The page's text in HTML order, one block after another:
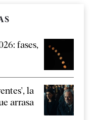
fases,
la
arrasa